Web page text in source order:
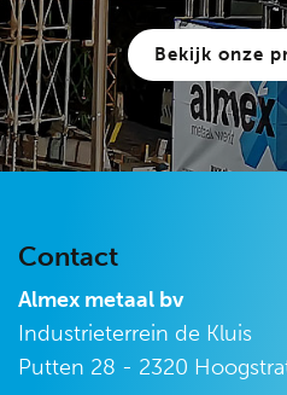
Bekijk onze
Contact
Almex metaal bv
Industrieterrein de Kluis
Putten 28 - 2320